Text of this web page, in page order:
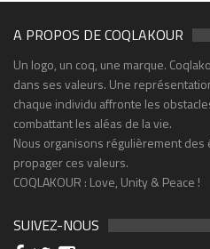
A PROPOS DE COQLAKOUR
Un logo, un coq, une marque.
dans ses valeurs. Une
chaque individu affronte les
combattant les aléas de la vie.
Nous organisons régulièrement
propager ces valeurs.
COQLAKOUR : Love, Unity & Peace !
SUIVEZ-NOUS